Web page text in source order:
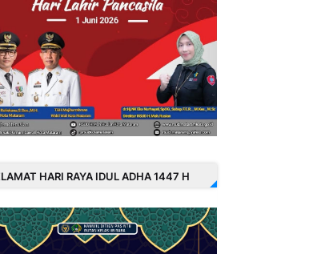
HARI RAYA IDUL ADHA 1447 H